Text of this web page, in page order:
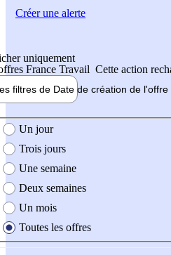
uniquement
France Travail Cette action
filtres de Date de création de l'offre
création de l'offre
Un jour
Trois jours
Une semaine
Deux semaines
Un mois
Toutes les offres
Créer une alerte